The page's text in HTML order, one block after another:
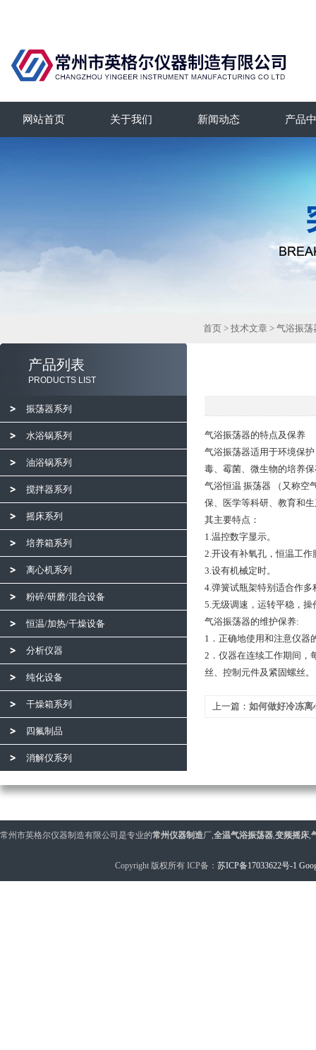
网站首页 关于我们 新闻动态 产品
产品列表
PRODUCTS LIST
振荡器系列
水浴锅系列
油浴锅系列
搅拌器系列
摇床系列
培养箱系列
离心机系列
粉碎/研磨/混合设备
恒温/加热/干燥设备
分析仪器
纯化设备
干燥箱系列
四氟制品
消解仪系列
首页 > 技术文章 > 气浴振
气浴振荡器的特点及保养
气浴振荡器适用于环境保
毒、霉菌、微生物的培养
气浴恒温 振荡器 （又称空
保、医学等科研、教育和
其主要特点：
1.温控数字显示。
2.开设有补氧孔，恒温工作
3.设有机械定时。
4.弹簧试瓶架特别适合作
5.无级调速，运转平稳，操
气浴振荡器的维护保养:
1．正确地使用和注意仪器
2．仪器在连续工作期间，
丝、控制元件及紧固螺丝。
上一篇： 如何做好冷冻
常州市英格尔仪器制造有限公司是专业的常州仪器制造厂,全温气浴振荡器,变频摇床,
Copyright 版权所有 ICP备： 苏ICP备17033622号-1